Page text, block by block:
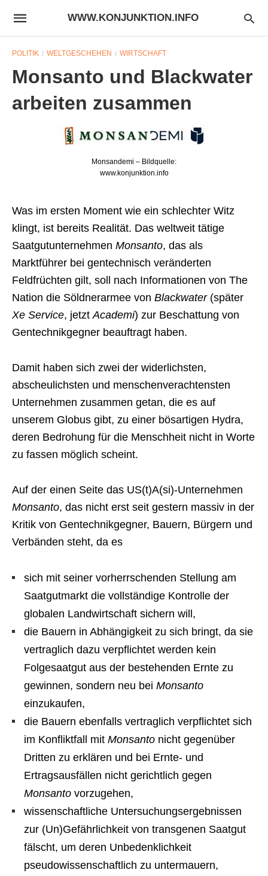
WWW.KONJUNKTION.INFO
POLITIK WELTGESCHEHEN WIRTSCHAFT
Monsanto und Blackwater
arbeiten zusammen
Monsandemi – Bildquelle:
www.konjunktion.info
Was im ersten Moment wie ein schlechter Witz
klingt, ist bereits Realität. Das weltweit tätige
Saatgutunternehmen Monsanto, das als
Marktführer bei gentechnisch veränderten
Feldfrüchten gilt, soll nach Informationen von The
Nation die Söldnerarmee von Blackwater(später
Xe Service, jetzt Academi) zur Beschattung von
Gentechnikgegner beauftragt haben.
Damit haben sich zwei der widerlichsten,
abscheulichsten und menschenverachtensten
Unternehmen zusammen getan, die es auf
unserem Globus gibt, zu einer bösartigen Hydra,
deren Bedrohung für die Menschheit nicht in Worte
zu fassen möglich scheint.
Auf der einen Seite das US(t)A(si)-Unternehmen
Monsanto, das nicht erst seit gestern massiv in der
Kritik von Gentechnikgegner, Bauern, Bürgern und
Verbänden steht, da es
sich mit seiner vorherrschenden Stellung am
Saatgutmarkt die vollständige Kontrolle der
globalen Landwirtschaft sichern will,
die Bauern in Abhängigkeit zu sich bringt, da sie
vertraglich dazu verpflichtet werden kein
Folgesaatgut aus der bestehenden Ernte zu
gewinnen, sondern neu bei Monsanto
einzukaufen,
die Bauern ebenfalls vertraglich verpflichtet sich
im Konfliktfall mit Monsanto nicht gegenüber
Dritten zu erklären und bei Ernte- und
Ertragsausfällen nicht gerichtlich gegen
Monsanto vorzugehen,
wissenschaftliche Untersuchungsergebnissen
zur (Un)Gefährlichkeit von transgenen Saatgut
fälscht, um deren Unbedenklichkeit
pseudowissenschaftlich zu untermauern,